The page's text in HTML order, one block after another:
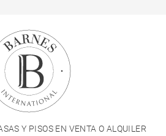
Y PISOS EN VENTA O ALQUILER